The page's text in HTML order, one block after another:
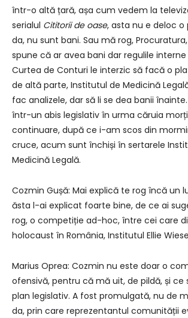
într-o altă țară, așa cum vedem la
serialul Cititorii de oase, asta nu e deloc o
da, nu sunt bani. Sau mă rog,
spune că ar avea bani dar regulile
Curtea de Conturi le interzic să facă o
de altă parte, Institutul de Medicină
fac analizele, dar să li se dea banii
într-un abis legislativ în urma căruia
continuare, după ce i-am scos din
cruce, acum sunt închiși în sertarele
Medicină Legală.
Cozmin Gușă: Mai explică te rog încă un
ăsta l-ai explicat foarte bine, de ce ai
rog, o competiție ad-hoc, între cei care
holocaust în România, Institutul Ellie
Marius Oprea: Cozmin nu este doar o
ofensivă, pentru că mă uit, de pildă, și
plan legislativ. A fost promulgată, nu de
da, prin care reprezentantul comunității